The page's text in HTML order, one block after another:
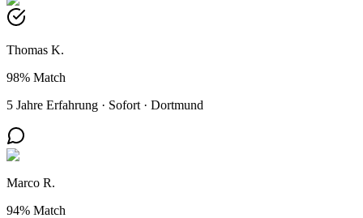
Thomas K.
98% Match
5 Jahre Erfahrung · Sofort · Dortmund
Marco R.
94% Match